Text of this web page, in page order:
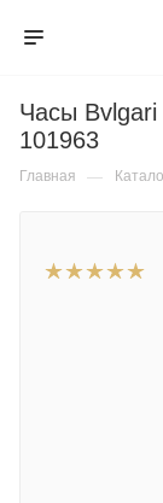
Часы
101963
Главная —